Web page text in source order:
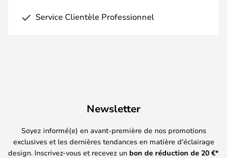
Service Clientèle Professionnel
Newsletter
Soyez informé(e) en avant-première de nos promotions
exclusives et les dernières tendances en matière d'éclairage
design. Inscrivez-vous et recevez un bon de réduction de 20 €*